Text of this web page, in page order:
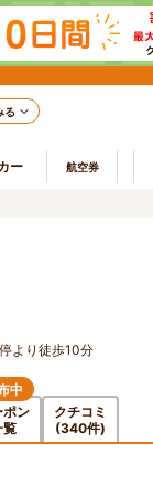
る
ー 航空券
より徒歩10分
ポン
覧
中
クチコミ
(340件)